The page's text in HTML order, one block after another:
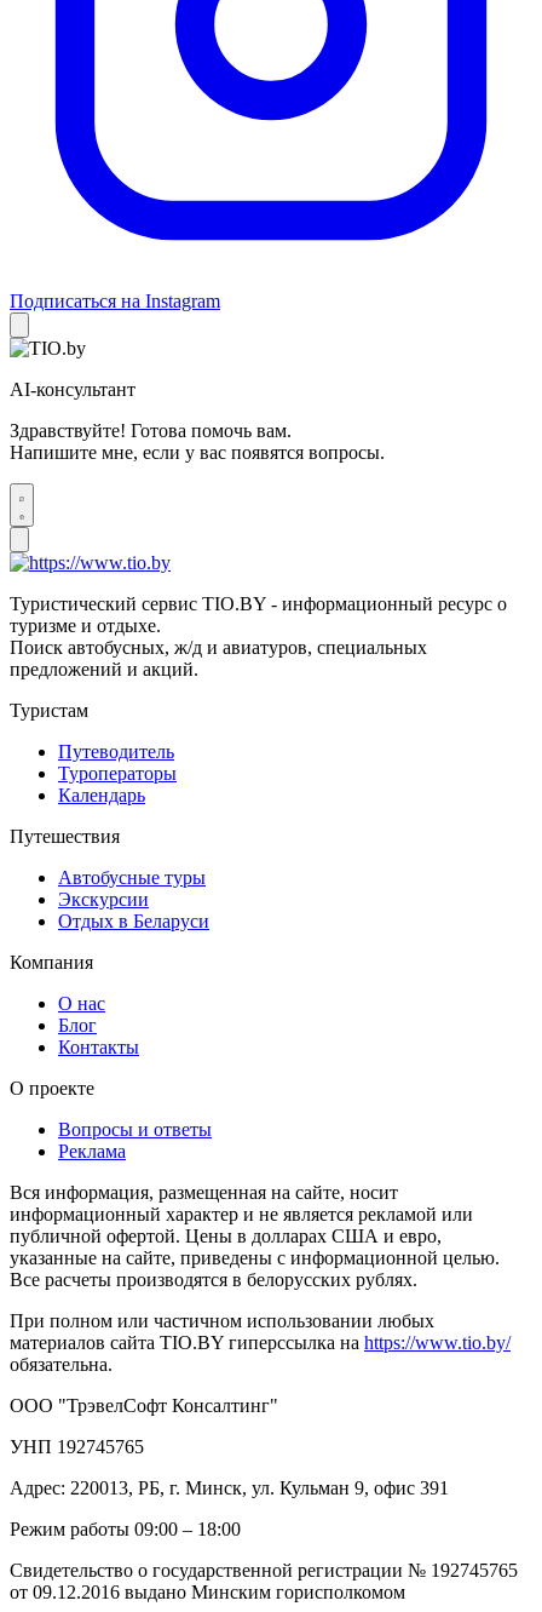
Подписаться на Instagram
AI-консультант
Здравствуйте! Готова помочь вам.
Напишите мне, если у вас появятся вопросы.
Туристический сервис TIO.BY - информационный ресурс о
туризме и отдыхе.
Поиск автобусных, ж/д и авиатуров, специальных
предложений и акций.
Туристам
Путеводитель
Туроператоры
Календарь
Путешествия
Автобусные туры
Экскурсии
Отдых в Беларуси
Компания
О нас
Блог
Контакты
О проекте
Вопросы и ответы
Реклама
Вся информация, размещенная на сайте, носит
информационный характер и не является рекламой или
публичной офертой. Цены в долларах США и евро,
указанные на сайте, приведены с информационной целью.
Все расчеты производятся в белорусских рублях.
При полном или частичном использовании любых
материалов сайта TIO.BY гиперссылка на https://www.tio.by/
обязательна.
ООО "ТрэвелСофт Консалтинг"
УНП 192745765
Адрес: 220013, РБ, г. Минск, ул. Кульман 9, офис 391
Режим работы 09:00 – 18:00
Свидетельство о государственной регистрации № 192745765
от 09.12.2016 выдано Минским горисполкомом